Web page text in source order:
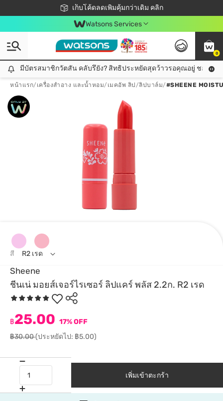
เก็บโค้ดลดเพิ่มคุ้มกว่าเดิม คลิก
ชอปออนไลน์ครั้งแรก ลดเพิ่มจุก ๆ 10%! 🎉
📦ส่งฟรี! เมื่อชอป 499฿
สมาชิกวัตสัน คลับดียังไง?
Watsons Services
0
มีบัตรสมาชิกวัตสัน คลับรึยัง? สิทธิประหยัดสุดว้าวรอคุณอยู่ ชอปคุ้มกว่าเดิม คลิก!
มีบัตรสมาชิกวัตสัน คลับรึยัง? สิทธิประหยัดสุดว้าวรอคุณอยู่ ชอปคุ้มก
หน้าแรก/ เครื่องสำอาง และน้ำหอม/ เมคอัพ ลิป /ลิปบาล์ม/#SHEENE
Sheene
ชีนเน่ มอยส์เจอร์ไรเซอร์ ลิปแคร์ พลัส 2.2ก. R2 เรด
฿25.00 17% OFF
฿30.00(ประหยัดไป: ฿5.00)
สี R2 เรด
เพิ่มเข้าตะกร้า